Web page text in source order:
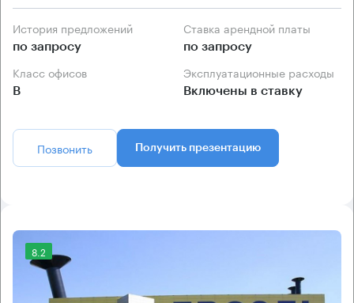
История предложений
по запросу
Ставка арендной платы
по запросу
Класс офисов
B
Эксплуатационные расходы
Включены в ставку
Позвонить Получить презентацию
8.2